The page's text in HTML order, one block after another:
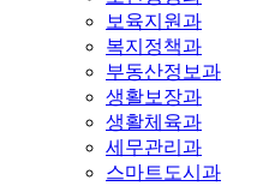
보육지원과
복지정책과
부동산정보과
생활보장과
생활체육과
세무관리과
스마트도시과